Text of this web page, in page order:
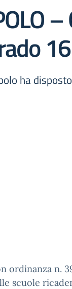
ha
ordinanza n.
scuole